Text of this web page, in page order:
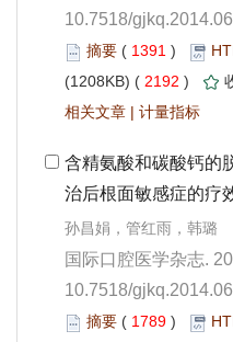
10.7518/
1391 )
2192 )
|
10.7518/
1789 )